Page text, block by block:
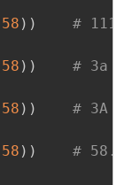
58 ) )
#
58 ) )
# 3a
58 ) )
# 3A
58 ) )
#